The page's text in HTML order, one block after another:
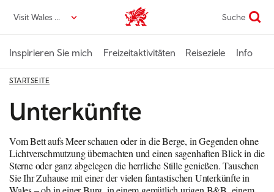
zumVisit Wales DE VisitWales home Suche
Inspirieren Sie mich Freizeitaktivitäten Reiseziele Info
STARTSEITE
Unterkünfte
Vom Bett aufs Meer schauen oder in die Berge, in Gegenden ohne
Lichtverschmutzung übernachten und einen sagenhaften Blick in die
Sterne oder ganz abgelegen die herrliche Stille genießen. Tauschen
Sie Ihr Zuhause mit einer der vielen fantastischen Unterkünfte in